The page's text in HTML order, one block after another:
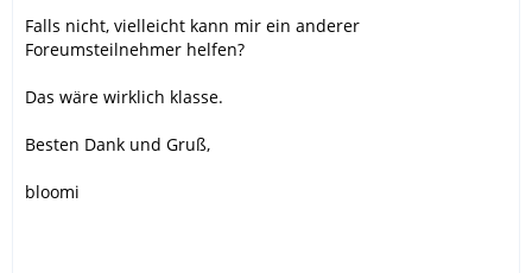
Falls nicht, vielleicht kann mir ein anderer
Foreumsteilnehmer helfen?
Das wäre wirklich klasse.
Besten Dank und Gruß,
bloomi